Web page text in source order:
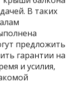
В таких
предложить
гарантии на
и усилия,